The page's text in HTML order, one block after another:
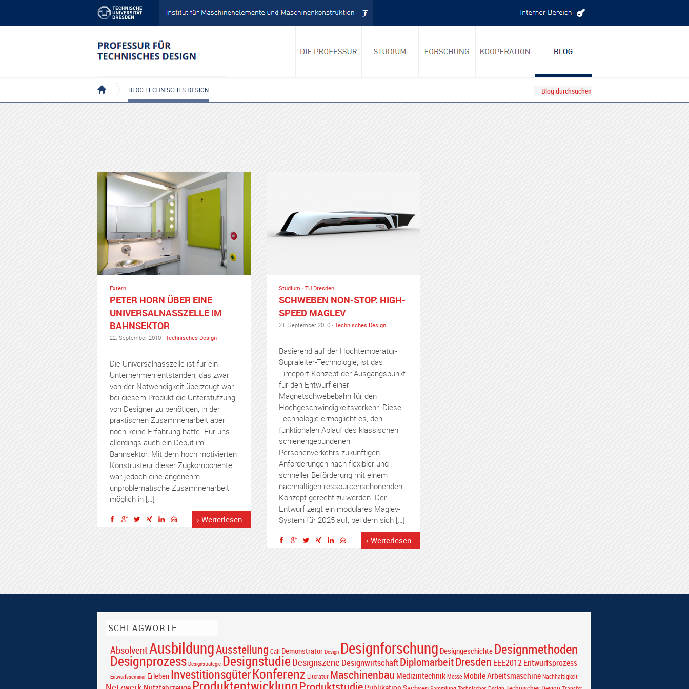
BEITRÄGE MIT DEM TAG: BAHNTECHNIK
Extern
PETER HORN ÜBER EINE
UNIVERSALNASSZELLE IM
BAHNSEKTOR
22. September 2010 · Technisches Design
Die Universalnasszelle ist für ein
Unternehmen entstanden, das zwar
von der Notwendigkeit überzeugt war,
bei diesem Produkt die Unterstützung
von Designer zu benötigen, in der
praktischen Zusammenarbeit aber
noch keine Erfahrung hatte. Für uns
allerdings auch ein Debüt im
Bahnsektor. Mit dem hoch motivierten
Konstrukteur dieser Zugkomponente
war jedoch eine angenehm
unproblematische Zusammenarbeit
möglich in […]
› Weiterlesen
Studium · TU Dresden
SCHWEBEN NON-STOP: HIGH-
SPEED MAGLEV
21. September 2010 · Technisches Design
Basierend auf der Hochtemperatur-
Supraleiter-Technologie, ist das
Timeport-Konzept der Ausgangspunkt
für den Entwurf einer
Magnetschwebebahn für den
Hochgeschwindigkeitsverkehr. Diese
Technologie ermöglicht es, den
funktionalen Ablauf des klassischen
schienengebundenen
Personenverkehrs zukünftigen
Anforderungen nach flexibler und
schneller Beförderung mit einem
nachhaltigen ressourcenschonenden
Konzept gerecht zu werden. Der
Entwurf zeigt ein modulares Maglev-
System für 2025 auf, bei dem sich […]
› Weiterlesen
SCHLAGWORTE
AbsolventAusbildungAusstellung Call Demonstrator Design Designforschung Designgeschichte Designmethoden
Designprozess Designstrategie DesignstudieDesignszene DesignwirtschaftDiplomarbeitDresden EEE2012Entwurfsprozess
Entwurfsseminar Erleben InvestitionsgüterKonferenz Literatur Maschinenbau Medizintechnik Messe Mobile Arbeitsmaschine Nachhaltigkeit